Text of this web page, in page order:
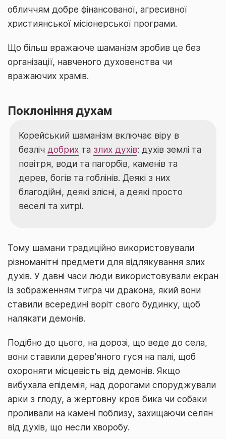
обличчям добре фінансованої, агресивної
християнської місіонерської програми.
Що більш вражаюче шаманізм зробив це без
організації, навченого духовенства чи
вражаючих храмів.
Поклоніння духам
Корейський шаманізм включає віру в
безліч добрихта злих духів: духів землі та
повітря, води та пагорбів, каменів та
дерев, богів та гоблінів. Деякі з них
благодійні, деякі злісні, а деякі просто
веселі та хитрі.
Тому шамани традиційно використовували
різноманітні предмети для відлякування злих
духів. У давні часи люди використовували екран
із зображенням тигра чи дракона, який вони
ставили всередині воріт свого будинку, щоб
налякати демонів.
Подібно до цього, на дорозі, що веде до села,
вони ставили дерев'яного гуся на палі, щоб
охороняти місцевість від демонів. Якщо
вибухала епідемія, над дорогами споруджували
арки з глоду, а жертовну кров бика чи собаки
проливали на камені поблизу, захищаючи селян
від духів, що несли хворобу.